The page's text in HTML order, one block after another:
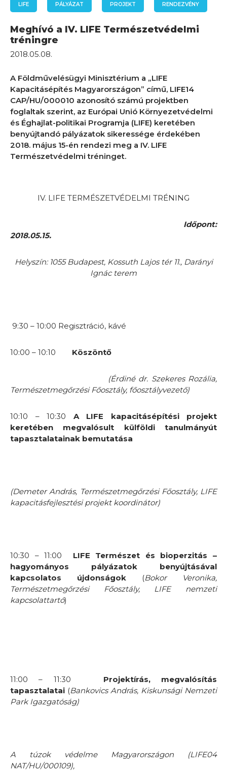
LIFE PÁLYÁZAT PROJEKT RENDEZVÉNY
Meghívó a IV. LIFE Természetvédelmi
tréningre
2018.05.08.
A Földművelésügyi Minisztérium a „LIFE
Kapacitásépítés Magyarországon” című, LIFE14
CAP/HU/000010 azonosító számú projektben
foglaltak szerint, az Európai Unió Környezetvédelmi
és Éghajlat-politikai Programja (LIFE) keretében
benyújtandó pályázatok sikeressége érdekében
2018. május 15-én rendezi meg a IV. LIFE
Természetvédelmi tréninget.
IV. LIFE TERMÉSZETVÉDELMI TRÉNING
Időpont:
2018.05.15.
Helyszín: 1055 Budapest, Kossuth Lajos tér 11., Darányi
Ignác terem
9:30 – 10:00 Regisztráció, kávé
10:00 – 10:10 Köszöntő
(Érdiné dr. Szekeres Rozália,
Természetmegőrzési Főosztály, főosztályvezető)
10:10 – 10:30 A LIFE kapacitásépítési projekt
keretében megvalósult külföldi tanulmányút
tapasztalatainak bemutatása
(Demeter András, Természetmegőrzési Főosztály, LIFE
kapacitásfejlesztési projekt koordinátor)
10:30 – 11:00 LIFE Természet és bioperzitás –
hagyományos pályázatok benyújtásával
kapcsolatos újdonságok
(Bokor Veronika,
Természetmegőrzési Főosztály, LIFE nemzeti
kapcsolattartó)
11:00 – 11:30
Projektírás, megvalósítás
tapasztalatai (Bankovics András, Kiskunsági Nemzeti
Park Igazgatóság)
A túzok védelme Magyarországon (LIFE04
NAT/HU/000109),